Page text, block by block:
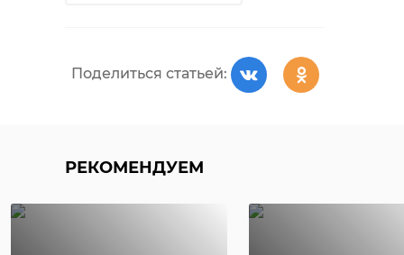
Поделиться статьей:
РЕКОМЕНДУЕМ